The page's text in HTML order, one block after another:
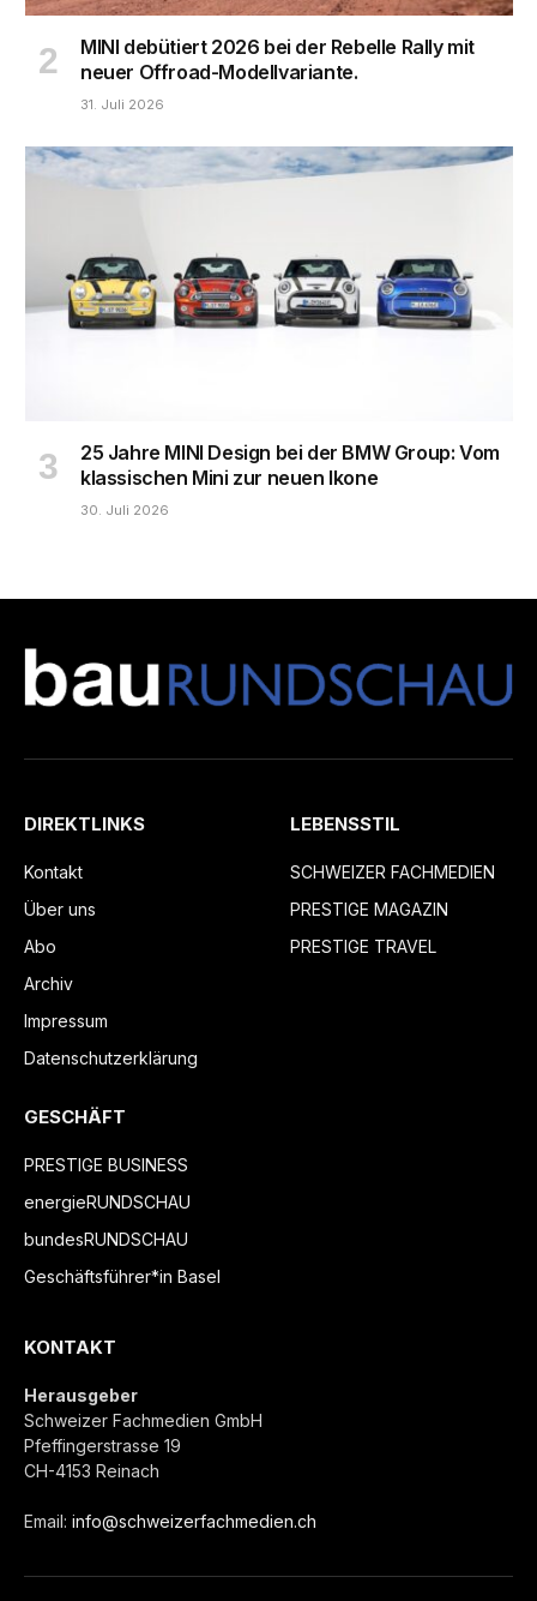
MINI debütiert 2026 bei der Rebelle Rally mit
neuer Offroad-Modellvariante.
31. Juli 2026
25 Jahre MINI Design bei der BMW Group: Vom
klassischen Mini zur neuen Ikone
30. Juli 2026
DIREKTLINKS
Kontakt
Über uns
Abo
Archiv
Impressum
Datenschutzerklärung
LEBENSSTIL
SCHWEIZER FACHMEDIEN
PRESTIGE MAGAZIN
PRESTIGE TRAVEL
GESCHÄFT
PRESTIGE BUSINESS
energieRUNDSCHAU
bundesRUNDSCHAU
Geschäftsführer*in Basel
KONTAKT
Herausgeber
Schweizer Fachmedien GmbH
Pfeffingerstrasse 19
CH-4153 Reinach
Email: info@schweizerfachmedien.ch